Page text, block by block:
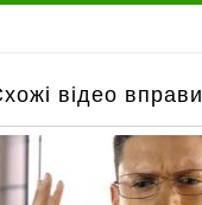
відео вправи